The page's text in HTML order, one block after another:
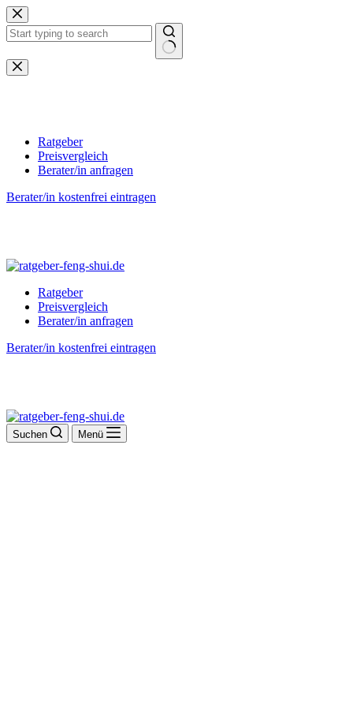
Zum
Inhalt
springen
Keine
Ergebnisse
Ratgeber
Preisvergleich
Berater/in anfragen
Berater/in kostenfrei eintragen
Ratgeber
Preisvergleich
Berater/in anfragen
Berater/in kostenfrei eintragen
Suchen Menü